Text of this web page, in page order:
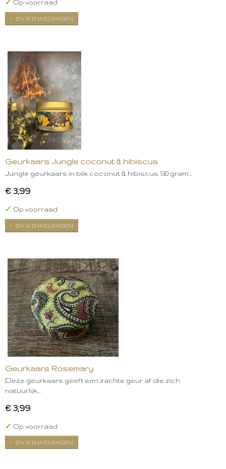
✓ Op voorraad
IN WINKELWAGEN
Geurkaars Jungle coconut & hibiscus
Jungle geurkaars in blik coconut & hibiscus 130 gram…
€ 3,99
✓ Op voorraad
IN WINKELWAGEN
Geurkaars Rosemary
Deze geurkaars geeft een zachte geur af die zich
natuurlijk…
€ 3,99
✓ Op voorraad
IN WINKELWAGEN